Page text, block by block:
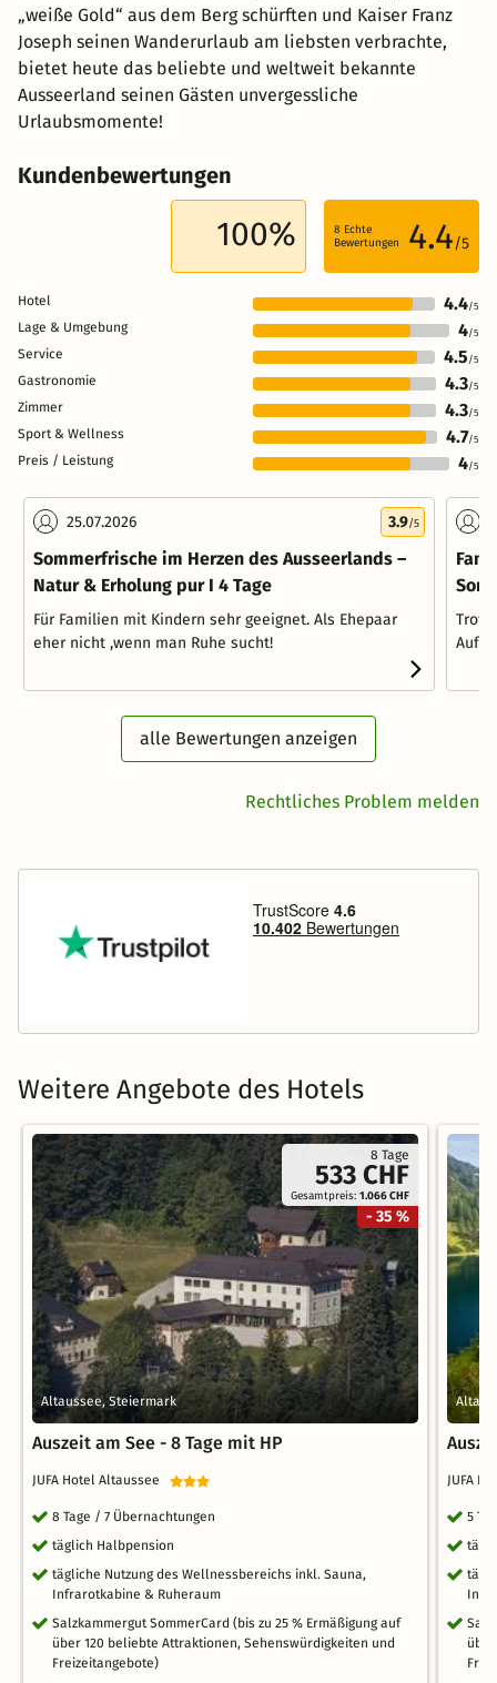
„weiße Gold“ aus dem Berg schürften und Kaiser Franz
Joseph seinen Wanderurlaub am liebsten verbrachte,
bietet heute das beliebte und weltweit bekannte
Ausseerland seinen Gästen unvergessliche
Urlaubsmomente!
Kundenbewertungen
100% 8 Echte
Bewertungen
4.4/5
Hotel 4.4/5
Lage & Umgebung 4/5
Service 4.5 /5
Gastronomie 4.3/5
Zimmer 4.3/5
Sport & Wellness 4.7/5
Preis / Leistung 4/5
25.07.2026 3.9/5
Sommerfrische im Herzen des Ausseerlands –
Natur & Erholung pur I 4 Tage
Für Familien mit Kindern sehr geeignet. Als Ehepaar
eher nicht ,wenn man Ruhe sucht!
Trotz
alle Bewertungen anzeigen
Rechtliches Problem melden
Weitere Angebote des Hotels
8 Tage
533 CHF
Gesamtpreis:1.066 CHF
- 35 %
Altaussee, Steiermark
Auszeit am See - 8 Tage mit HP
JUFA Hotel Altaussee
8 Tage / 7 Übernachtungen
täglich Halbpension
tägliche Nutzung des Wellnessbereichs inkl. Sauna,
Infrarotkabine & Ruheraum
Salzkammergut SommerCard (bis zu 25 % Ermäßigung auf
über 120 beliebte Attraktionen, Sehenswürdigkeiten und
Freizeitangebote)
JUFA
5